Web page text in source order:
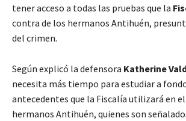
tener acceso a todas las pruebas que la
contra de los hermanos Antihuén,
del crimen.
Según explicó la defensora Katherine
necesita más tiempo para estudiar a
antecedentes que la Fiscalía utilizará en
hermanos Antihuén, quienes son